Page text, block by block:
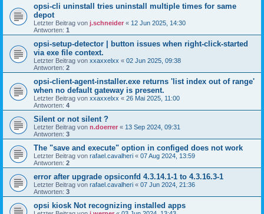
opsi-cli uninstall tries uninstall multiple times for same
depot
Letzter Beitrag von j.schneider « 12 Jun 2025, 14:30
Antworten: 1
opsi-setup-detector | button issues when right-click-started
via exe file context.
Letzter Beitrag von xxaxxelxx « 02 Jun 2025, 09:38
Antworten: 2
opsi-client-agent-installer.exe returns 'list index out of range'
when no default gateway is present.
Letzter Beitrag von xxaxxelxx « 26 Mai 2025, 11:00
Antworten: 4
Silent or not silent ?
Letzter Beitrag von n.doerrer « 13 Sep 2024, 09:31
Antworten: 3
The "save and execute" option in configed does not work
Letzter Beitrag von rafael.cavalheri « 07 Aug 2024, 13:59
Antworten: 2
error after upgrade opsiconfd 4.3.14.1-1 to 4.3.16.3-1
Letzter Beitrag von rafael.cavalheri « 07 Jun 2024, 21:36
Antworten: 3
opsi kiosk Not recognizing installed apps